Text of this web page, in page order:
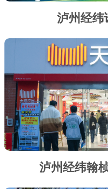
泸州经纬
泸州经纬翰